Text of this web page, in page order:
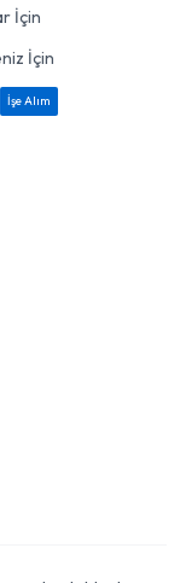
İçin
İçin
İşe Alım